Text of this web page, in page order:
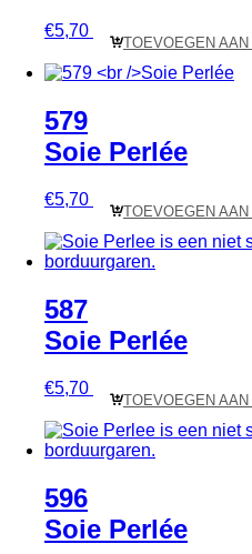
€5,70
TOEVOEGEN
579
Soie Perlée
€5,70
TOEVOEGEN
587
Soie Perlée
€5,70
TOEVOEGEN
596
Soie Perlée